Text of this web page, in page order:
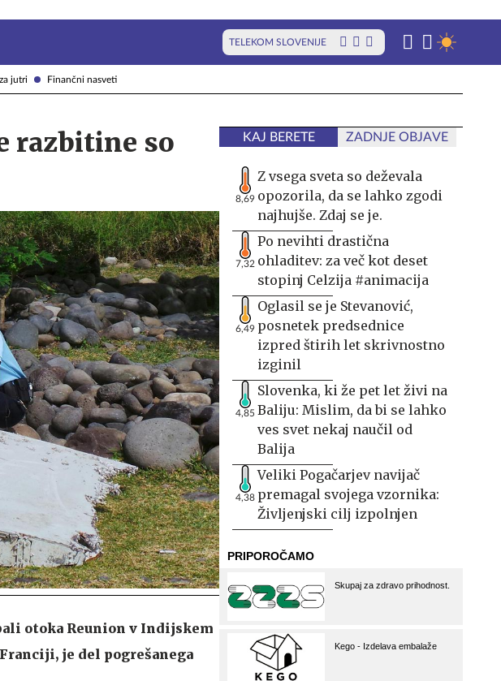
jutri Finančni nasveti
TELEKOM SLOVENIJE
razbitine so
otoka Reunion v Indijskem
je del pogrešanega
KAJ BERETE ZADNJE OBJAVE
8,69
Z vsega sveta so deževala
opozorila, da se lahko zgodi
najhujše. Zdaj se je.
7,32
Po nevihti drastična
ohladitev: za več kot deset
stopinj Celzija #animacija
6,49
Oglasil se je Stevanović,
posnetek predsednice
izpred štirih let skrivnostno
izginil
4,85
Slovenka, ki že pet let živi na
Baliju: Mislim, da bi se lahko
ves svet nekaj naučil od
Balija
4,38
Veliki Pogačarjev navijač
premagal svojega vzornika:
Življenjski cilj izpolnjen